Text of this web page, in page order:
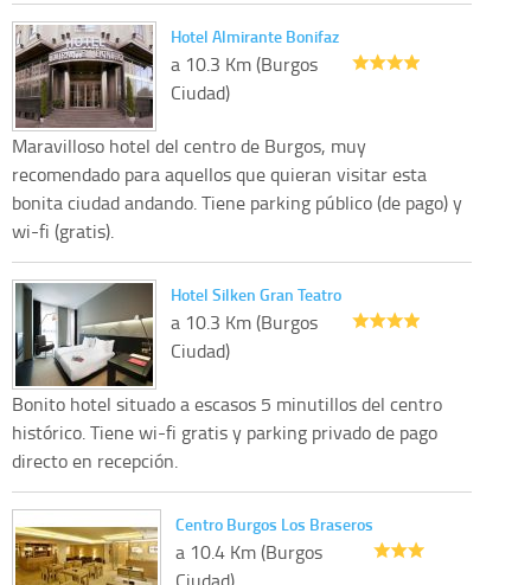
Hotel Almirante Bonifaz
a 10.3 Km (Burgos
Ciudad)
Maravilloso hotel del centro de Burgos, muy
recomendado para aquellos que quieran visitar esta
bonita ciudad andando. Tiene parking público (de pago) y
wi-fi (gratis).
Hotel Silken Gran Teatro
a 10.3 Km (Burgos
Ciudad)
Bonito hotel situado a escasos 5 minutillos del centro
histórico. Tiene wi-fi gratis y parking privado de pago
directo en recepción.
Centro Burgos Los Braseros
a 10.4 Km (Burgos